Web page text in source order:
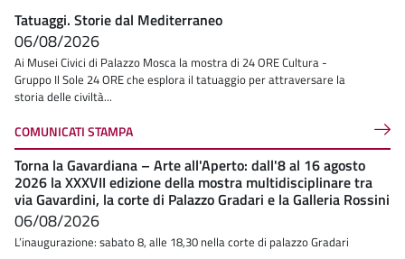
Tatuaggi. Storie dal Mediterraneo
06/08/2026
Ai Musei Civici di Palazzo Mosca la mostra di 24 ORE Cultura -
Gruppo Il Sole 24 ORE che esplora il tatuaggio per attraversare la
storia delle civiltà...
COMUNICATI STAMPA
Torna la Gavardiana – Arte all'Aperto: dall'8 al 16 agosto
2026 la XXXVII edizione della mostra multidisciplinare tra
via Gavardini, la corte di Palazzo Gradari e la Galleria Rossini
06/08/2026
L’inaugurazione: sabato 8, alle 18,30 nella corte di palazzo Gradari